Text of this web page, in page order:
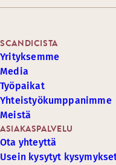
ASIAKASPALVELU
Ota yhteyttä
Usein kysytyt
SCANDICISTA
Yrityksemme
Media
Työpaikat
Yhteistyökumppanimme
Meistä